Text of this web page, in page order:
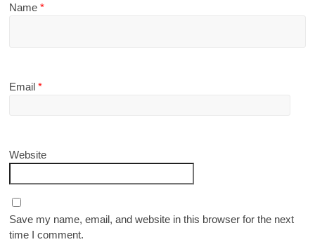
Name*
Email*
Website
Save my name, email, and website in this browser for the next
time I comment.